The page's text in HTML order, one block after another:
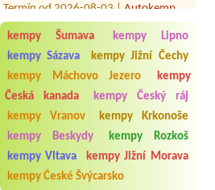
Kristýna Jiránek
1 with elektrik
Termín od 2026-07-28 |
Annín Tree
Park Camp
Caravan12 personen 1 kind
Termín od 2026-07-25 |Autokemp
Hranice
Chatku pro 3 osoby
Termín od 2026-08-05 |
Kemp Obora
Veltrusy
4L chatka 3 dospelý 2 děti
kempy Šumava
kempy Lipno
kempy Sázava
kempy Jižní Čechy
kempy Máchovo Jezero
kempy
Česká kanada
kempy Český ráj
kempy Vranov
kempy Krkonoše
kempy Beskydy
kempy Rozkoš
kempy Vltava
kempy Jižní Morava
kempy České Švýcarsko